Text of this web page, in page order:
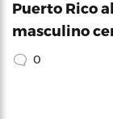
Puerto Rico
masculino
0